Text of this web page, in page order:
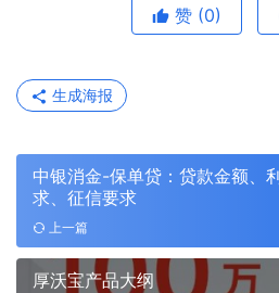
赞 (0)
生成海报
中银消金-保单贷：贷款金额、
求、征信要求
上一篇
厚沃宝产品大纲